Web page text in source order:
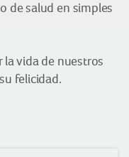
de salud en simples
vida de nuestros
felicidad.